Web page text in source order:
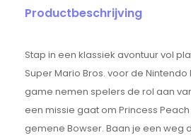
Productbeschrijving
Stap in een klassiek avontuur vol
Super Mario Bros. voor de Nintendo
game nemen spelers de rol aan
een missie gaat om Princess
gemene Bowser. Baan je een weg